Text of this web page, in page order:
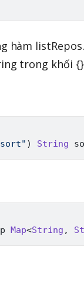
hàm listRepos.
trong khối {}
) String
Map<String ,